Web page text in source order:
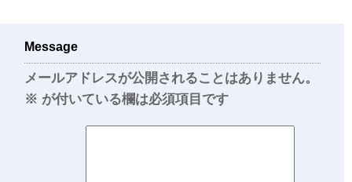
Message
メールアドレスが公開されることはありません。
※ が付いている欄は必須項目です